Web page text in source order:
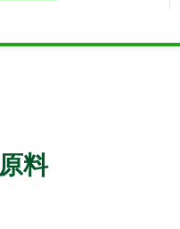
料